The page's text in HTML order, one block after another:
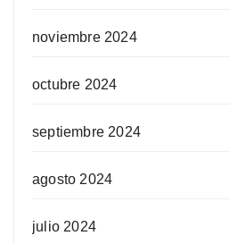
noviembre 2024
octubre 2024
septiembre 2024
agosto 2024
julio 2024